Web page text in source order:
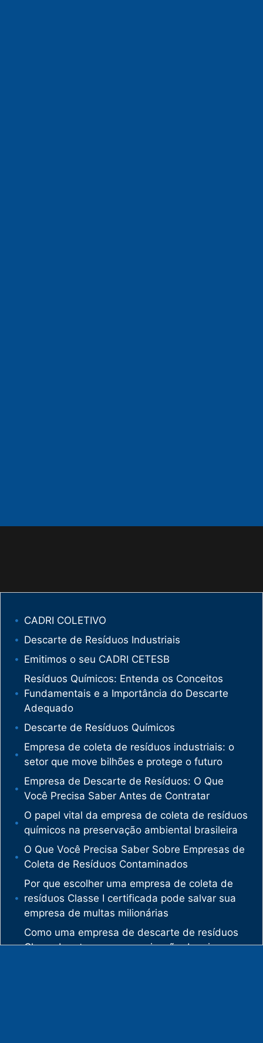
CADRI COLETIVO
Descarte de Resíduos Industriais
Emitimos o seu CADRI CETESB
Resíduos Químicos: Entenda os Conceitos
Fundamentais e a Importância do Descarte
Adequado
Descarte de Resíduos Químicos
Empresa de coleta de resíduos industriais: o
setor que move bilhões e protege o futuro
Empresa de Descarte de Resíduos: O Que
Você Precisa Saber Antes de Contratar
O papel vital da empresa de coleta de resíduos
químicos na preservação ambiental brasileira
O Que Você Precisa Saber Sobre Empresas de
Coleta de Resíduos Contaminados
Por que escolher uma empresa de coleta de
resíduos Classe I certificada pode salvar sua
empresa de multas milionárias
Como uma empresa de descarte de resíduos
Classe I protege sua organização de crimes